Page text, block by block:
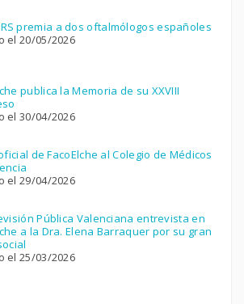
premia a dos oftalmólogos españoles
el 20/05/2026
publica la Memoria de su XXVIII
el 30/04/2026
de FacoElche al Colegio de Médicos
el 29/04/2026
Pública Valenciana entrevista en
a la Dra. Elena Barraquer por su gran
el 25/03/2026